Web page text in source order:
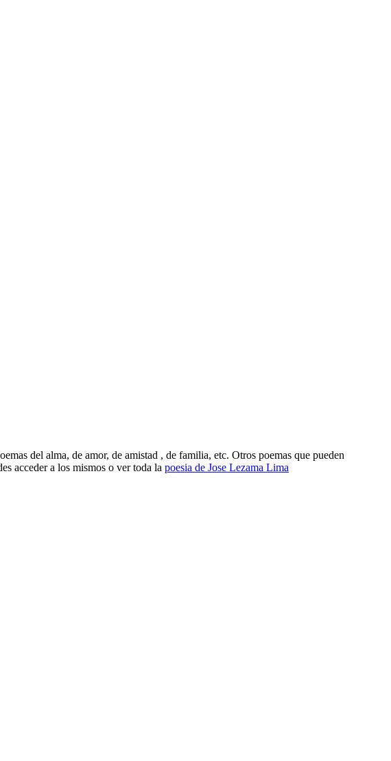
del alma, de amor, de amistad , de familia, etc. Otros poemas que pueden
acceder a los mismos o ver toda la poesia de Jose Lezama Lima